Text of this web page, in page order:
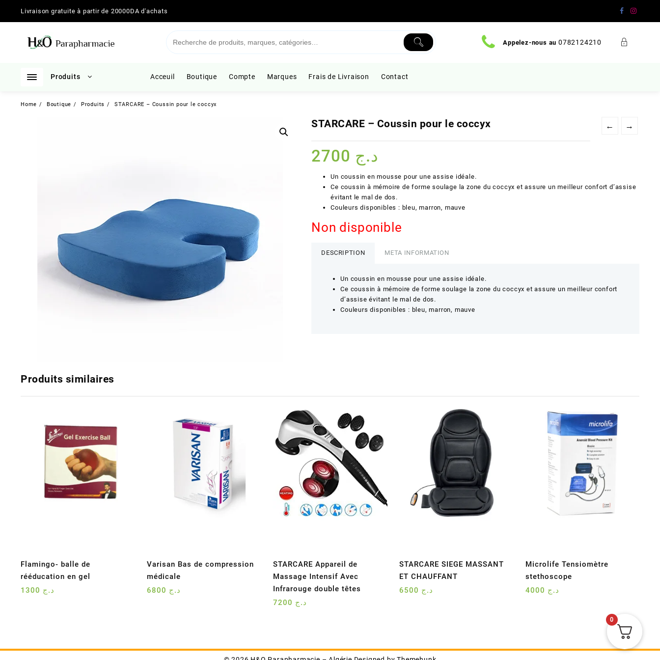
Livraison gratuite à partir de 20000DA d'achats
Appelez-nous au 0782124210
Produits Acceuil Boutique Compte Marques Frais de Livraison Contact
Home Boutique Produits STARCARE – Coussin pour le coccyx
← →
STARCARE – Coussin pour le coccyx
د.ج
Un coussin en mousse pour une assise idéale.
Ce coussin à mémoire de forme soulage la zone du coccyx et assure un meilleur confort d’assise
évitant le mal de dos.
Couleurs disponibles : bleu, marron, mauve
Non disponible
DESCRIPTION META INFORMATION
Un coussin en mousse pour une assise idéale.
Ce coussin à mémoire de forme soulage la zone du coccyx et assure un meilleur confort
d’assise évitant le mal de dos.
Couleurs disponibles : bleu, marron, mauve
Produits similaires
Flamingo- balle de
rééducation en gel
د.ج
Varisan Bas de compression
médicale
د.ج
STARCARE Appareil de
Massage Intensif Avec
Infrarouge double têtes
د.ج
STARCARE SIEGE MASSANT
ET CHAUFFANT
د.ج
Microlife Tensiomètre
stethoscope
د.ج
0